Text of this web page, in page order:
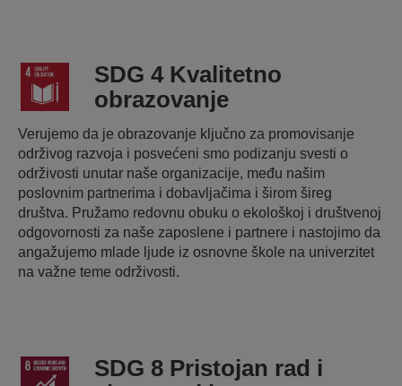
SDG 4 Kvalitetno
obrazovanje
Verujemo da je obrazovanje ključno za promovisanje
održivog razvoja i posvećeni smo podizanju svesti o
održivosti unutar naše organizacije, među našim
poslovnim partnerima i dobavljačima i širom šireg
društva. Pružamo redovnu obuku o ekološkoj i društvenoj
odgovornosti za naše zaposlene i partnere i nastojimo da
angažujemo mlade ljude iz osnovne škole na univerzitet
na važne teme održivosti.
SDG 8 Pristojan rad i